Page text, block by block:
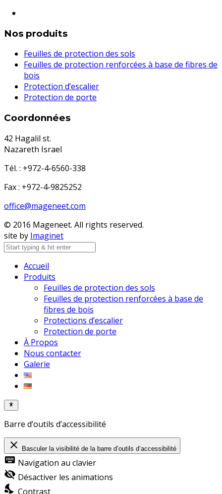
Nos produits
Feuilles de protection des sols
Feuilles de protection renforcées à base de fibres de
bois
Protection d’escalier
Protection de porte
Coordonnées
42 Hagalil st.
Nazareth Israel
Tél. : +972-4-6560-338
Fax : +972-4-9825252
office@mageneet.com
© 2016 Mageneet. All rights reserved.
site by Imaginet
Accueil
Produits
Feuilles de protection des sols
Feuilles de protection renforcées à base de
fibres de bois
Protections d’escalier
Protection de porte
À Propos
Nous contacter
Galerie
Barre d’outils d’accessibilité
close Basculer la visibilité de la barre d’outils d’accessibilité
keyboard Navigation au clavier
visibility_off Désactiver les animations
nights_stay Contrast